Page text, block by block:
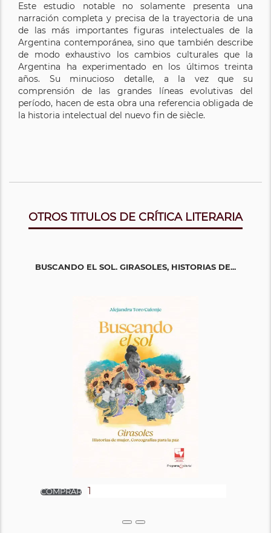
Este estudio notable no solamente presenta una
narración completa y precisa de la trayectoria de una
de las más importantes figuras intelectuales de la
Argentina contemporánea, sino que también describe
de modo exhaustivo los cambios culturales que la
Argentina ha experimentado en los últimos treinta
años. Su minucioso detalle, a la vez que su
comprensión de las grandes líneas evolutivas del
período, hacen de esta obra una referencia obligada de
la historia intelectual del nuevo fin de siècle.
OTROS TITULOS DE CRÍTICA LITERARIA
BUSCANDO EL SOL. GIRASOLES, HISTORIAS DE...